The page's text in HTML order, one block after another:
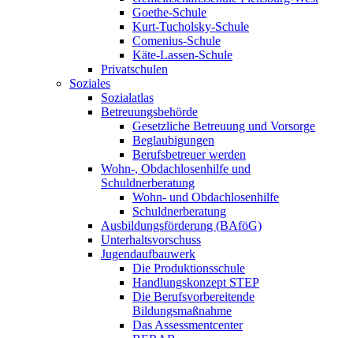
Goethe-Schule
Kurt-Tucholsky-Schule
Comenius-Schule
Käte-Lassen-Schule
Privatschulen
Soziales
Sozialatlas
Betreuungsbehörde
Gesetzliche Betreuung und Vorsorge
Beglaubigungen
Berufsbetreuer werden
Wohn-, Obdachlosenhilfe und
Schuldnerberatung
Wohn- und Obdachlosenhilfe
Schuldnerberatung
Ausbildungsförderung (BAföG)
Unterhaltsvorschuss
Jugendaufbauwerk
Die Produktionsschule
Handlungskonzept STEP
Die Berufsvorbereitende
Bildungsmaßnahme
Das Assessmentcenter